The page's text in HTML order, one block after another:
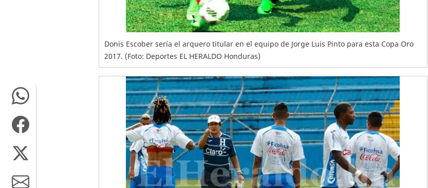
Donis Escober sería el arquero titular en el equipo de Jorge Luis Pinto para esta Copa Oro
2017. (Foto: Deportes EL HERALDO Honduras)